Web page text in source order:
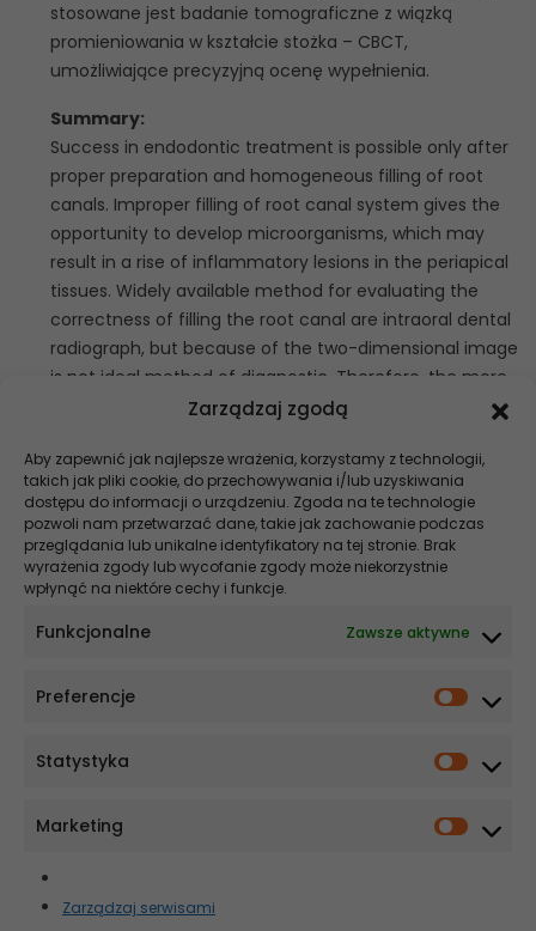
Zarządzaj zgodą
Aby zapewnić jak najlepsze wrażenia, korzystamy z technologii,
takich jak pliki cookie, do przechowywania i/lub uzyskiwania
dostępu do informacji o urządzeniu. Zgoda na te technologie
pozwoli nam przetwarzać dane, takie jak zachowanie podczas
przeglądania lub unikalne identyfikatory na tej stronie. Brak
wyrażenia zgody lub wycofanie zgody może niekorzystnie
wpłynąć na niektóre cechy i funkcje.
Funkcjonalne Zawsze aktywne
Preferencje
Statystyka
Marketing
Zarządzaj serwisami
stosowane jest badanie tomograficzne z wiązką
promieniowania w kształcie stożka – CBCT,
umożliwiające precyzyjną ocenę wypełnienia.
Summary:
Success in endodontic treatment is possible only after
proper preparation and homogeneous filling of root
canals. Improper filling of root canal system gives the
opportunity to develop microorganisms, which may
result in a rise of inflammatory lesions in the periapical
tissues. Widely available method for evaluating the
correctness of filling the root canal are intraoral dental
radiograph, but because of the two-dimensional image
is not ideal method of diagnostic. Therefore, the more
often a Cone Beam Computed Tomography – CBCT is
Szukaj
Stomatologia NEWS
w stomatologii
Ekonomia i ergonomia w nowoczesnej implantologii. Dlaczego
systemy MIS są optymalnym wyborem dla praktyki nastawionej na
Czy szczoteczka soniczna sprawdzi się u osób starszych?
Newsletter